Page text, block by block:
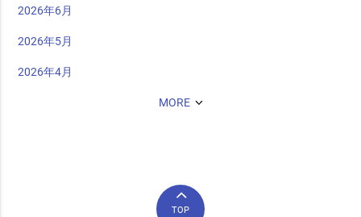
2026年6月
2026年5月
2026年4月
MORE
TOP